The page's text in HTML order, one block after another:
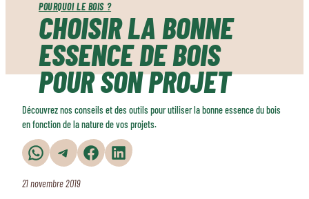
POURQUOI LE BOIS ?
CHOISIR LA BONNE
ESSENCE DE BOIS
POUR SON PROJET
Découvrez nos conseils et des outils pour utiliser la bonne essence du bois
en fonction de la nature de vos projets.
Partager sur WhatsApp Partager sur Telegram Partager sur Facebook Partager sur LinkedIn
21 novembre 2019